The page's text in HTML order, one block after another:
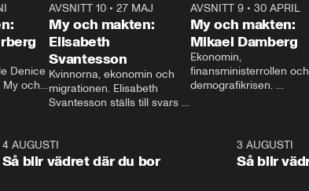
23:40
Denice
My och
AVSNITT 10 •27 MAJ
My och makten:
Elisabeth
Svantesson
Kvinnorna, ekonomin och
migrationen. Elisabeth
Svantesson ställs till svars
AVSNITT 9• 30 APRIL
My och makten:
Mikael Damberg
Ekonomin,
finansministerrollen och
demografikrisen.
och Makten.
1:06
4 AUGUSTI
Så blir vädret där du bor
3 AUGUSTI
Så blir